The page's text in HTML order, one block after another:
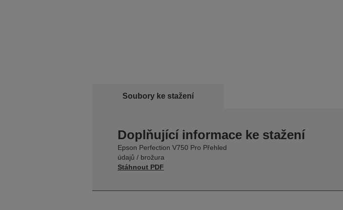
Soubory ke stažení
Doplňující informace ke stažení
Epson Perfection V750 Pro Přehled
údajů / brožura
Stáhnout PDF